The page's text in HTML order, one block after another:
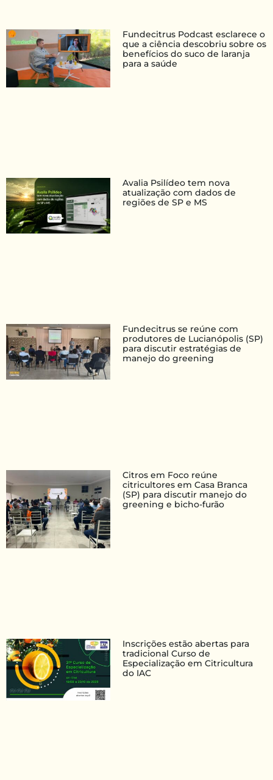
Fundecitrus Podcast esclarece o
que a ciência descobriu sobre os
benefícios do suco de laranja
para a saúde
Avalia Psilídeo tem nova
atualização com dados de
regiões de SP e MS
Fundecitrus se reúne com
produtores de Lucianópolis (SP)
para discutir estratégias de
manejo do greening
Citros em Foco reúne
citricultores em Casa Branca
(SP) para discutir manejo do
greening e bicho-furão
Inscrições estão abertas para
tradicional Curso de
Especialização em Citricultura
do IAC